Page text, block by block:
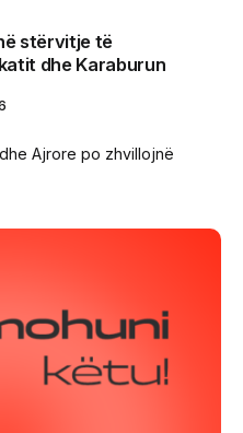
stërvitje të
dhe Karaburun
Ajrore po zhvillojnë